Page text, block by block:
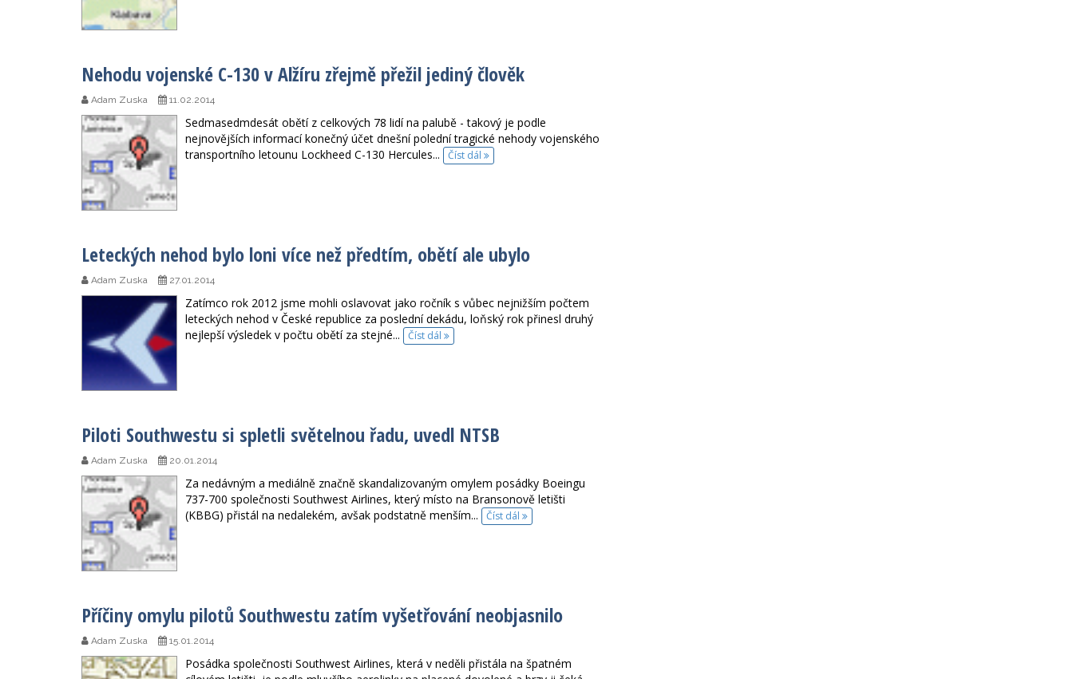
Nehodu vojenské C-130 v Alžíru zřejmě přežil jediný člověk
Adam Zuska 11.02.2014
Sedmasedmdesát obětí z celkových 78 lidí na palubě - takový je podle
nejnovějších informací konečný účet dnešní polední tragické nehody vojenského
transportního letounu Lockheed C-130 Hercules...
Číst dál
Leteckých nehod bylo loni více než předtím, obětí ale ubylo
Adam Zuska 27.01.2014
Zatímco rok 2012 jsme mohli oslavovat jako ročník s vůbec nejnižším počtem
leteckých nehod v České republice za poslední dekádu, loňský rok přinesl druhý
nejlepší výsledek v počtu obětí za stejné...
Číst dál
Piloti Southwestu si spletli světelnou řadu, uvedl NTSB
Adam Zuska 20.01.2014
Za nedávným a mediálně značně skandalizovaným omylem posádky Boeingu
737-700 společnosti Southwest Airlines, který místo na Bransonově letišti
(KBBG) přistál na nedalekém, avšak podstatně menším...
Číst dál
Příčiny omylu pilotů Southwestu zatím vyšetřování neobjasnilo
Adam Zuska 15.01.2014
Posádka společnosti Southwest Airlines, která v neděli přistála na špatném